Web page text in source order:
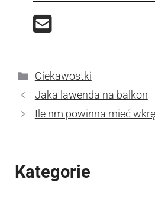
Kategorie
Ciekawostki
Jaka lawenda na balkon
Ile nm powinna mieć
Kategorie